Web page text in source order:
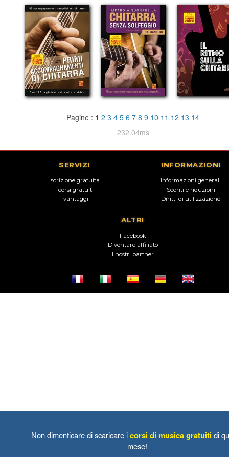
Pagine : 1 2 3 4 5 6 7 8 9 10 11 12 13 14
232.04ms
SERVIZI
Iscrizione gratuita
I corsi gratuiti
I vantaggi
INFORMAZIONI
Informazioni generali
Sconti e riduzioni
Diritti di utilizzazione
ALTRI
Facebook
Diventare affiliato
I nostri partner
Non dimenticare di scaricare icorsi di musica gratuiti di
mese!